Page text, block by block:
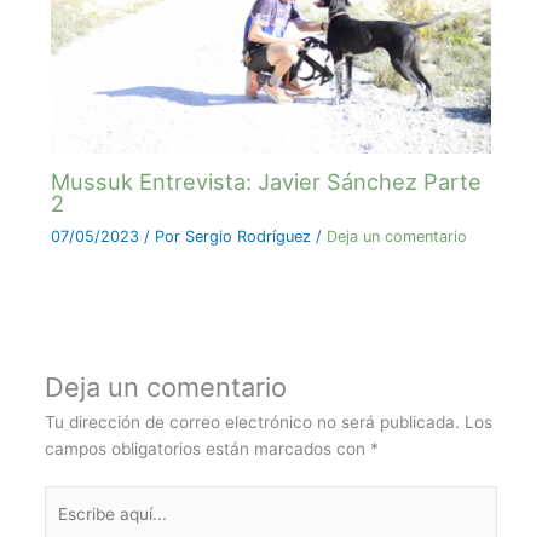
Mussuk Entrevista: Javier Sánchez Parte
2
07/05/2023 / Por Sergio Rodríguez / Deja un comentario
Deja un comentario
Tu dirección de correo electrónico no será publicada. Los
campos obligatorios están marcados con *
aquí...